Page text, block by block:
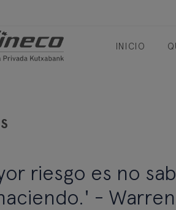
INICIO
riesgo es no
‐